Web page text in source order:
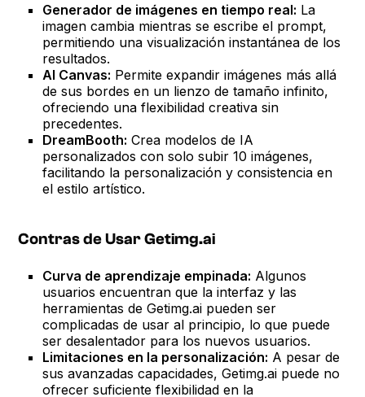
Generador de imágenes en tiempo real: La
imagen cambia mientras se escribe el prompt,
permitiendo una visualización instantánea de los
resultados.
AI Canvas: Permite expandir imágenes más allá
de sus bordes en un lienzo de tamaño infinito,
ofreciendo una flexibilidad creativa sin
precedentes.
DreamBooth: Crea modelos de IA
personalizados con solo subir 10 imágenes,
facilitando la personalización y consistencia en
el estilo artístico.
Contras de Usar Getimg.ai
Curva de aprendizaje empinada: Algunos
usuarios encuentran que la interfaz y las
herramientas de Getimg.ai pueden ser
complicadas de usar al principio, lo que puede
ser desalentador para los nuevos usuarios.
Limitaciones en la personalización: A pesar de
sus avanzadas capacidades, Getimg.ai puede no
ofrecer suficiente flexibilidad en la